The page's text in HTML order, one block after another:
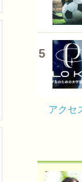
アクセ